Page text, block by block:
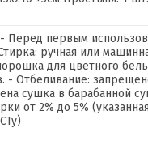
Перед первым
ручная или
для цветного
- Отбеливание:
сушка в барабанной
от 2% до 5%